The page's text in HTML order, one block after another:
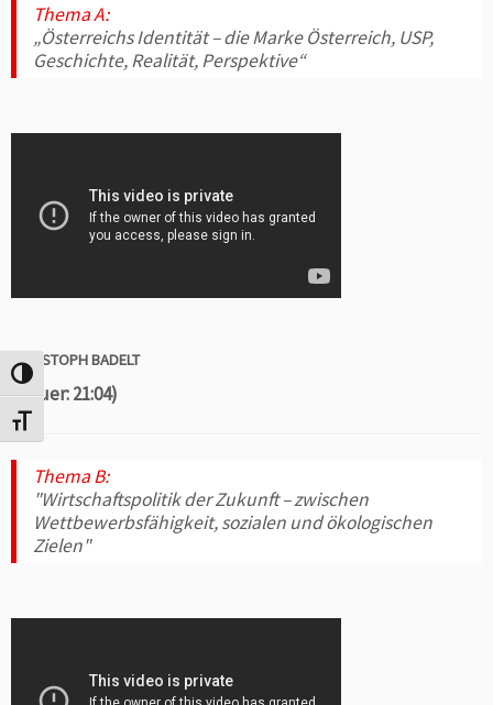
Umschalten auf hohe Kontraste
Schrift vergrößern
Thema A:
„Österreichs Identität – die Marke Österreich, USP,
Geschichte, Realität, Perspektive“
CHRISTOPH BADELT
(Dauer: 21:04)
Thema B:
"Wirtschaftspolitik der Zukunft – zwischen
Wettbewerbsfähigkeit, sozialen und ökologischen
Zielen"